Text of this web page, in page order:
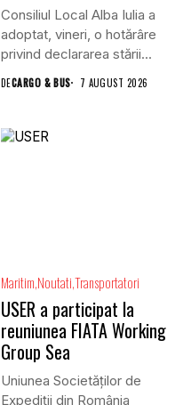
Consiliul Local Alba Iulia a
adoptat, vineri, o hotărâre
privind declararea stării...
DECARGO & BUS 7 AUGUST 2026
Maritim NoutatiTransportatori
USER a participat la
reuniunea FIATA Working
Group Sea
Uniunea Societăților de
Expediții din România